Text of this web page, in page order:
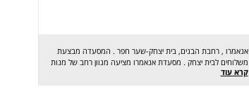
אנאמרו , רחבת הבנים, בית יצחק-שער חפר . המסעדה מבצעת
משלוחים לבית יצחק . מסעדת אנאמרו מציעה מגוון רחב של מנות
טעימות במיוחד כמו :חמוצים יפנים , כרובית איולי ועשבי תיבול
,לינגוויני פירות ים , תאד תאי נודלס ,כבדי עוף ברוטב יין על פירה
קרא עוד